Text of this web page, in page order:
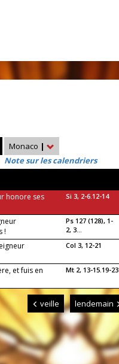
Monaco |
Note sur les calendriers
honore ses
Si 3, 2-6.12-14
!
Ps 127 (128), 1-
2, 3...
Col 3, 12-21
et fuis en
Mt 2, 13-15.19-23
veille lendemain